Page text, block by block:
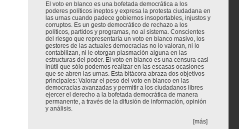
El voto en blanco es una bofetada democrática a los
poderes políticos ineptos y expresa la protesta ciudadana en
las urnas cuando padece gobiernos insoportables, injustos y
corruptos. Es un gesto democrático de rechazo a los
políticos, partidos y programas, no al sistema. Conscientes
del riesgo que representaría un voto en blanco masivo, los
gestores de las actuales democracias no lo valoran, ni lo
contabilizan, ni le otorgan plasmación alguna en las
estructuras del poder. El voto en blanco es una censura casi
inútil que sólo podemos realizar en las escasas ocasiones
que se abren las urnas. Esta bitácora abraza dos objetivos
principales: Valorar el peso del voto en blanco en las
democracias avanzadas y permitir a los ciudadanos libres
ejercer el derecho a la bofetada democrática de manera
permanente, a través de la difusión de información, opinión
y análisis.
[más]